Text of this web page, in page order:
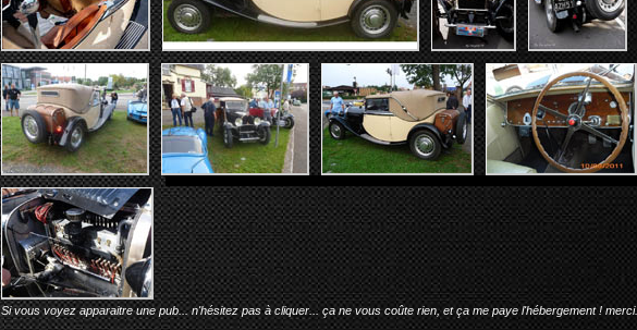
Si vous voyez apparaitre une pub... n'hésitez pas à cliquer... ça ne vous coûte rien, et ça me paye l'hébergement ! merci.